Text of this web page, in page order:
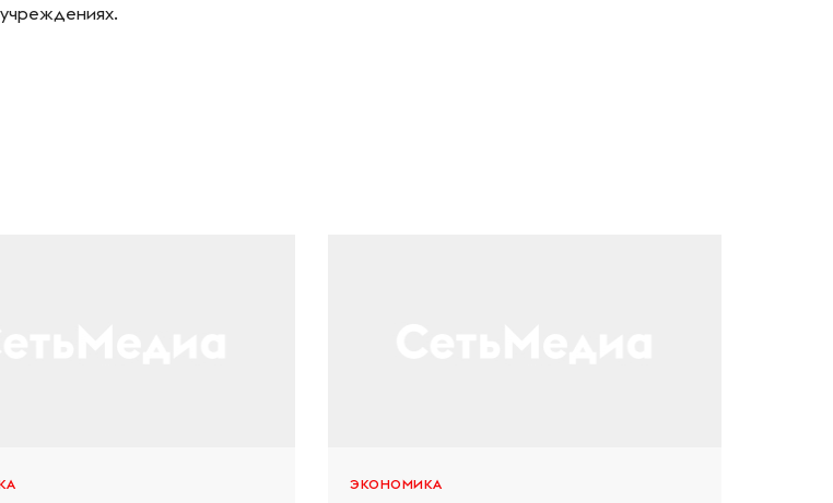
ЭКОНОМИКА